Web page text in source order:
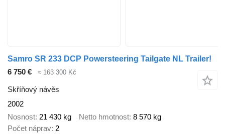
Samro SR 233 DCP Powersteering Tailgate NL Trailer!
6 750 €
≈ 163 300 Kč
Skříňový návěs
2002
Nosnost 21 430 kg Netto hmotnost 8 570 kg
Počet náprav 2